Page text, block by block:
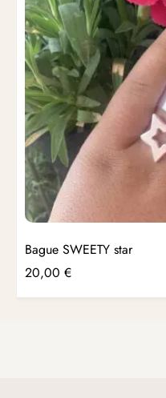
Bague SWEETY star
20,00 €